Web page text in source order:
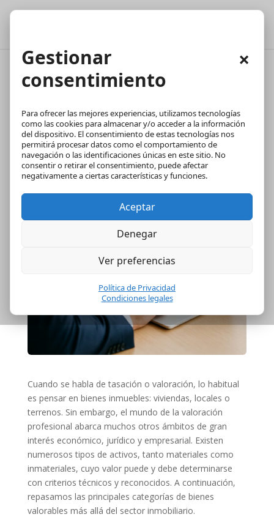
Gestionar
consentimiento
×
Para ofrecer las mejores experiencias, utilizamos tecnologías
como las cookies para almacenar y/o acceder a la información
del dispositivo. El consentimiento de estas tecnologías nos
permitirá procesar datos como el comportamiento de
navegación o las identificaciones únicas en este sitio. No
consentir o retirar el consentimiento, puede afectar
negativamente a ciertas características y funciones.
Aceptar
Denegar
Ver preferencias
Política de Privacidad
Condiciones legales
Más allá del inmobiliario:
tipos de bienes que
también pueden
valorarse
Cuando se habla de tasación o valoración, lo habitual
es pensar en bienes inmuebles: viviendas, locales o
terrenos. Sin embargo, el mundo de la valoración
profesional abarca muchos otros ámbitos de gran
interés económico, jurídico y empresarial. Existen
numerosos tipos de activos, tanto materiales como
inmateriales, cuyo valor puede y debe determinarse
con criterios técnicos y reconocidos. A continuación,
repasamos las principales categorías de bienes
valorables más allá del sector inmobiliario.